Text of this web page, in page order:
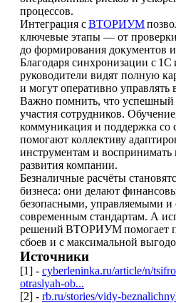
процессов.
Интеграция сВТОРИУМ
ключевые этапы — от
до формирования документов
Благодаря синхронизации с 1С
руководители видят полную
и могут оперативно управлять
Важно помнить, что успешный
участия сотрудников.
коммуникация и поддержка со
помогают коллективу
инструментам и
развития компании.
Безналичные расчёты
бизнеса: они делают
безопасными, управляемыми и
современным стандартам. А
решений ВТОРИУМ помогает
сбоев и с максимальной
Источники
[1] - cyberleninka.ru/article/n/
otraslyah-ob...
[2] - rb.ru/stories/vidy-